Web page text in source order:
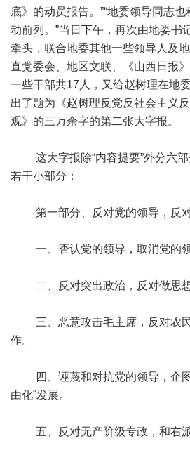
底》的动员报告。”“地委领导同志
动前列。”当日下午，再次由地委书
牵头，联合地委其他一些领导人及
直党委会、地区文联、《山西日报
一些干部共17人，又给赵树理在地
出了题为《赵树理反党反社会主义
观》的三万余字的第二张大字报。
这大字报除“内容提要”外分六部
若干小部分：
第一部分、反对党的领导，反
一、否认党的领导，取消党的领
二、反对突出政治，反对做思想
三、恶意攻击毛主席，反对农民
作。
四、诬蔑和对抗党的领导，企图
由化”发展。
五、反对无产阶级专政，和右派